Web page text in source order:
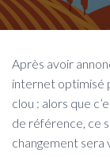
Après avoir
internet optimisé
clou : alors que
de référence, ce
changement sera